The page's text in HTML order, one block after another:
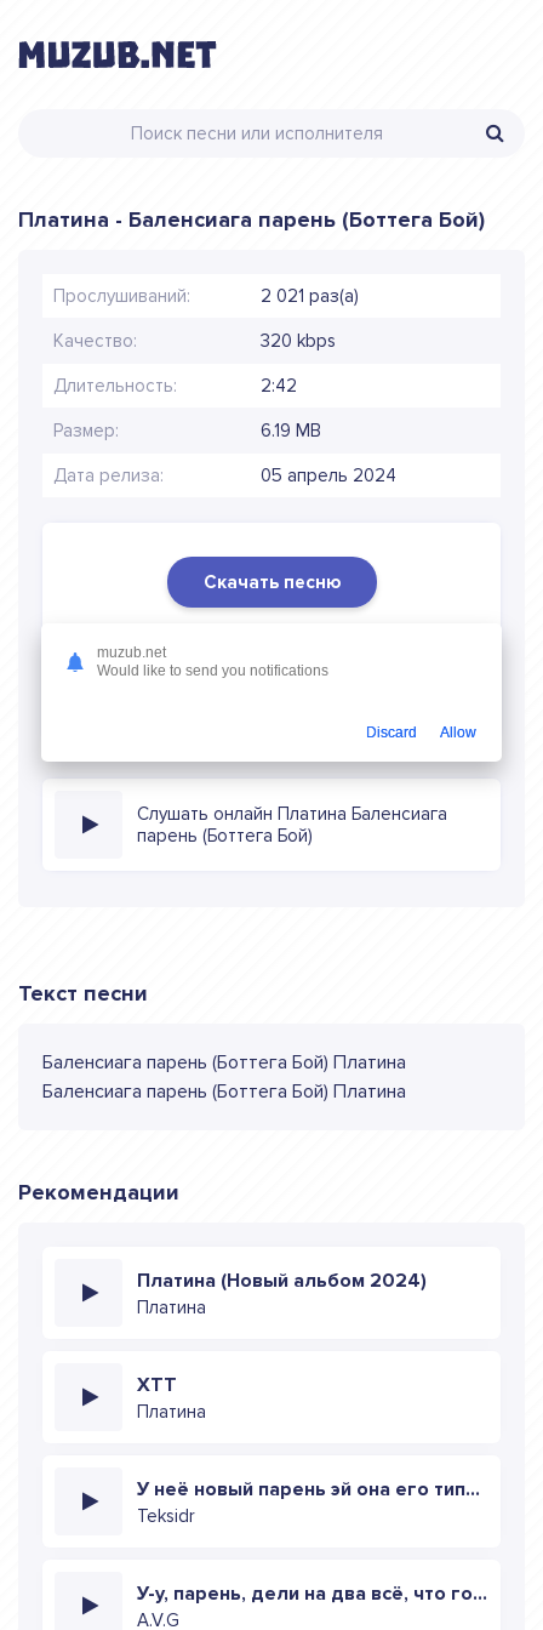
Платина - Баленсиага парень (Боттега Бой)
Прослушиваний: 2 021 раз(а)
Качество: 320 kbps
Длительность: 2:42
Размер: 6.19 MB
Дата релиза: 05 апрель 2024
Скачать песню
(Боттега Бой)
бесплатно или слушать музыку в режиме онлайн
Слушать онлайн Платина Баленсиага
парень (Боттега Бой)
Текст песни
Баленсиага парень (Боттега Бой) Платина
Баленсиага парень (Боттега Бой) Платина
Рекомендации
Платина (Новый альбом 2024)
Платина
ХТТ
Платина
У неё новый парень эй она его типа любит
Teksidr
У-у, парень, дели на два всё, что говорят про меня
A.V.G
muzub.net
Would like to send you notifications
Discard Allow